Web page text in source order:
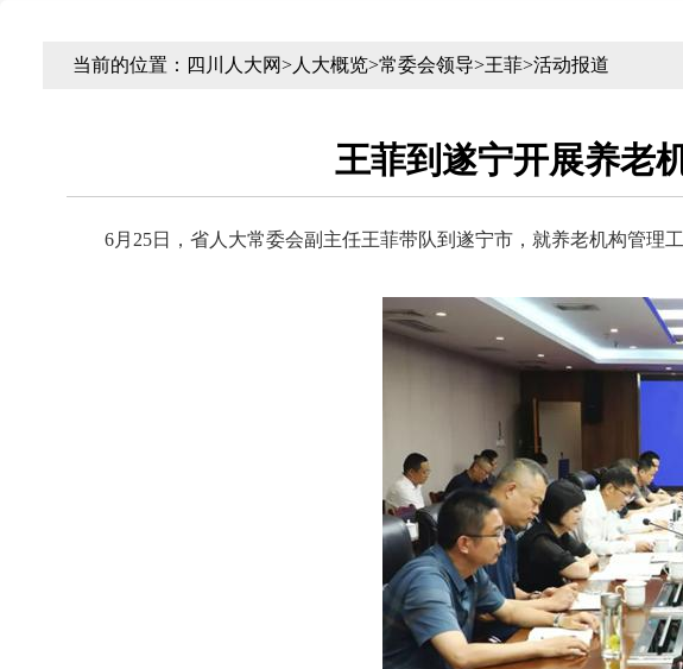
当前的位置： 四川人大网>人大概览>常委会领导>王菲>活动报道
王菲到遂宁开展养老
6月25日，省人大常委会副主任王菲带队到遂宁市，就养老机构管理工